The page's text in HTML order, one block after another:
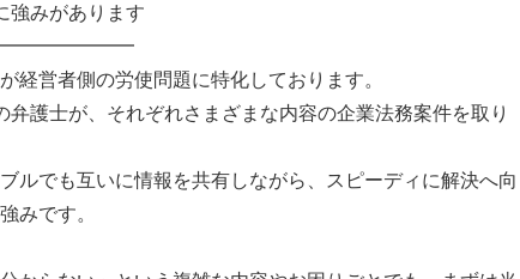
強みがあります
経営者側の労使問題に特化しております。
弁護士が、それぞれさまざまな内容の企業法務案件を取り
ルでも互いに情報を共有しながら、スピーディに解決へ向
みです。